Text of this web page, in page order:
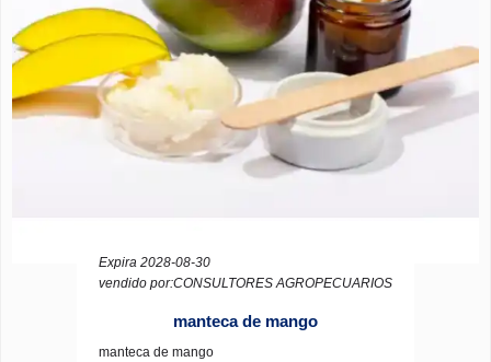
Expira 2028-08-30
vendido por:CONSULTORES AGROPECUARIOS
manteca de mango
manteca de mango